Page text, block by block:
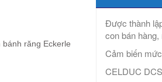
Được thành
con bán
Cảm biến
CELDUC
bánh răng Eckerle